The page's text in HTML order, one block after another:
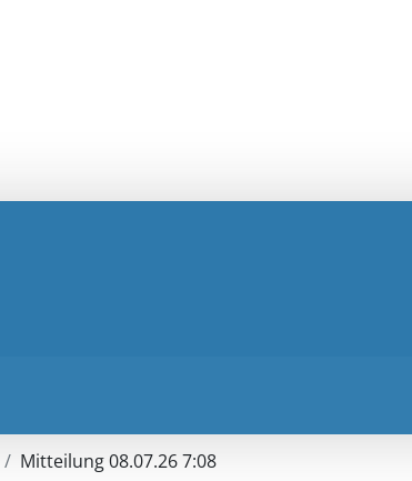
Mitteilung 08.07.26 7:08